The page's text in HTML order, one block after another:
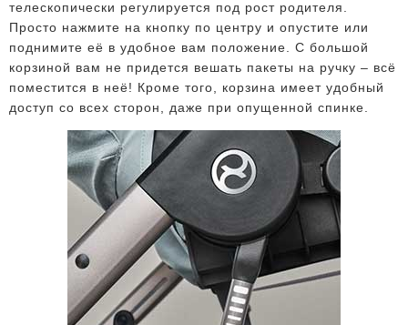
телескопически регулируется под рост родителя.
Просто нажмите на кнопку по центру и опустите или
поднимите её в удобное вам положение. С большой
корзиной вам не придется вешать пакеты на ручку – всё
поместится в неё! Кроме того, корзина имеет удобный
доступ со всех сторон, даже при опущенной спинке.